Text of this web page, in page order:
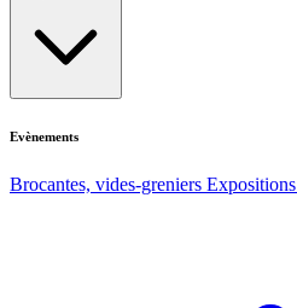
Evènements
Brocantes, vides-greniers Expositions